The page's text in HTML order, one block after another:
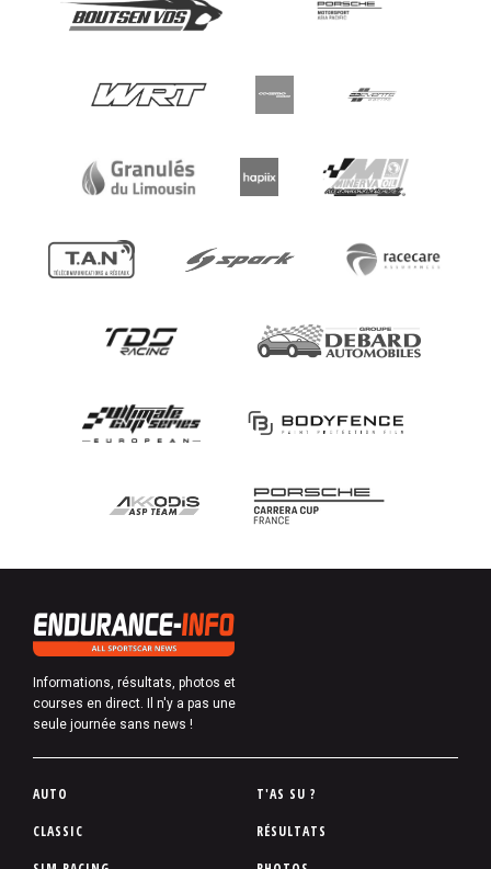
Informations, résultats, photos et
courses en direct. Il n'y a pas une
seule journée sans news !
P
AUTO
CLASSIC
T'AS SU ?
RÉSULTATS